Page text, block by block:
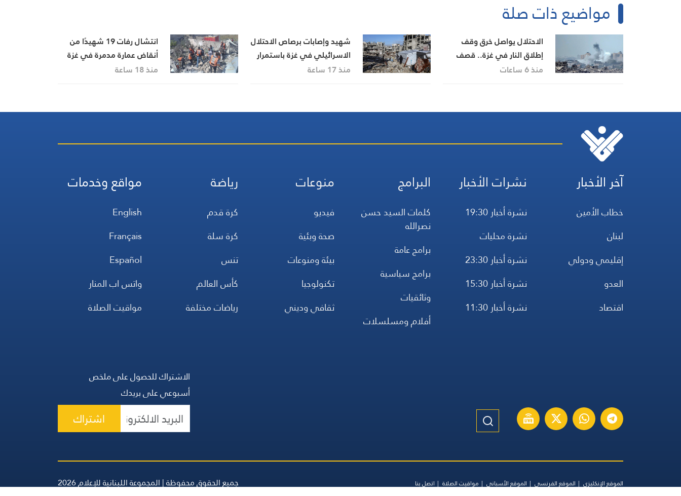
مواضيع ذات صلة
الاحتلال يواصل خرق وقف
إطلاق النار في غزة.. قصف
وإطلاق نار على مناطق عدة
منذ 6 ساعات
شهيد وإصابات برصاص الاحتلال
الاسرائيلي في غزة باستمرار
خروقات وقف إطلاق النار
منذ 17 ساعة
انتشال رفات 19 شهيدًا من
أنقاض عمارة مدمرة في غزة
منذ 18 ساعة
آخر الأخبار
خطاب الأمين
لبنان
إقليمي ودولي
العدو
اقتصاد
نشرات الأخبار
نشرة أخبار 19:30
نشرة محليات
نشرة أخبار 23:30
نشرة أخبار 15:30
نشرة أخبار 11:30
البرامج
كلمات السيد حسن
نصرالله
برامج عامة
برامج سياسية
وثائقيات
أفلام ومسلسلات
منوعات
فيديو
صحة وبئية
بيئة ومنوعات
تكنولوجيا
ثقافي وديني
رياضة
كرة قدم
كرة سلة
تنس
كأس العالم
رياضات مختلفة
مواقع وخدمات
English
Français
Español
واتس اب المنار
مواقيت الصلاة
الاشتراك للحصول على ملخص
أسبوعي على بريدك
اشتراك
الموقع الإنكليزي الموقع الفرنسي الموقع الأسباني مواقيت الصلاة اتصل بنا جميع الحقوق محفوظة | المجموعة اللبنانية للإعلام 2026